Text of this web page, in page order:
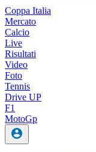
Coppa Italia
Mercato
Calcio
Live
Risultati
Video
Foto
Tennis
Drive UP
F1
MotoGp